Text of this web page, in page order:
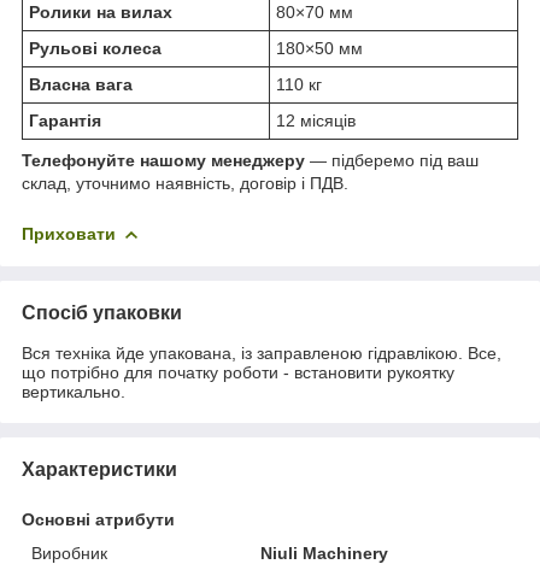
Ролики на вилах
80×70 мм
Рульові колеса
180×50 мм
Власна вага
110 кг
Гарантія
12 місяців
Телефонуйте нашому менеджеру — підберемо під ваш
склад, уточнимо наявність, договір і ПДВ.
Приховати
Спосіб упаковки
Вся техніка йде упакована, із заправленою гідравлікою. Все,
що потрібно для початку роботи - встановити рукоятку
вертикально.
Характеристики
Основні атрибути
Виробник
Niuli Machinery